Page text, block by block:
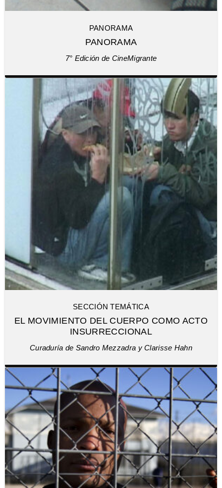
PANORAMA
PANORAMA
7° Edición de CineMigrante
SECCIÓN TEMÁTICA
EL MOVIMIENTO DEL CUERPO COMO ACTO
INSURRECCIONAL
Curaduría de Sandro Mezzadra y Clarisse Hahn